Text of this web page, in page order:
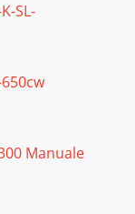
SL-
Manuale